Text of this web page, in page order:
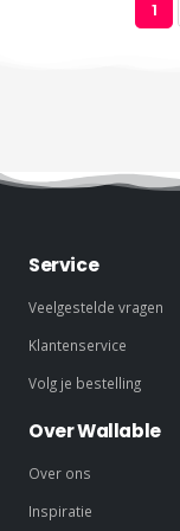
1
Service
Veelgestelde vragen
Klantenservice
Volg je bestelling
Over Wallable
Over ons
Inspiratie